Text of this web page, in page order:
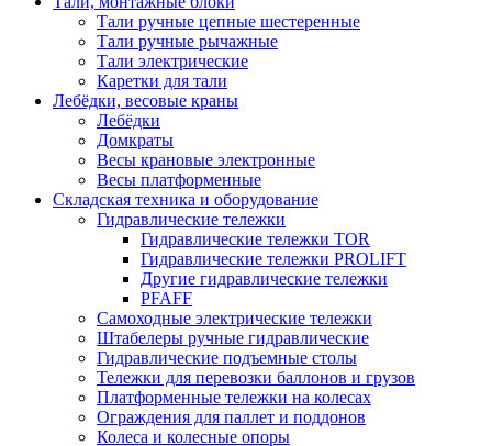
Тали ручные цепные шестеренные
Тали ручные рычажные
Тали электрические
Каретки для тали
Лебёдки, весовые краны
Лебёдки
Домкраты
Весы крановые электронные
Весы платформенные
Складская техника и оборудование
Гидравлические тележки
Гидравлические тележки TOR
Гидравлические тележки PROLIFT
Другие гидравлические тележки
PFAFF
Самоходные электрические тележки
Штабелеры ручные гидравлические
Гидравлические подъемные столы
Тележки для перевозки баллонов и грузов
Платформенные тележки на колесах
Ограждения для паллет и поддонов
Колеса и колесные опоры